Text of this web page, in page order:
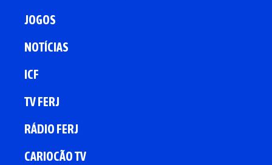
JOGOS
NOTÍCIAS
ICF
TV FERJ
RÁDIO FERJ
CARIOCÃO TV